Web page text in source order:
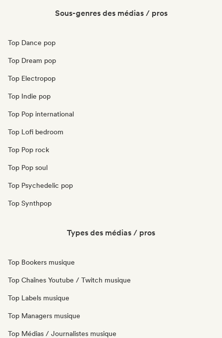
Sous-genres des médias / pros
Top Dance pop
Top Dream pop
Top Electropop
Top Indie pop
Top Pop international
Top Lofi bedroom
Top Pop rock
Top Pop soul
Top Psychedelic pop
Top Synthpop
Types des médias / pros
Top Bookers musique
Top Chaînes Youtube / Twitch musique
Top Labels musique
Top Managers musique
Top Médias / Journalistes musique